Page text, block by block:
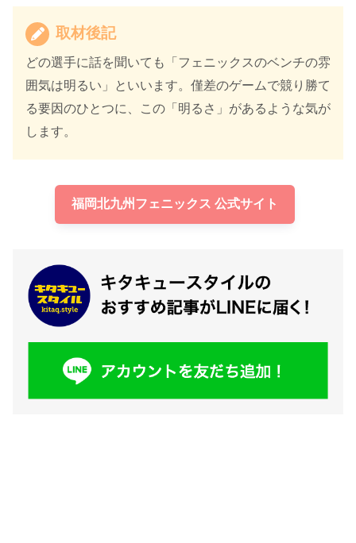
取材後記
どの選手に話を聞いても「フェニックスのベンチの雰
囲気は明るい」といいます。僅差のゲームで競り勝て
る要因のひとつに、この「明るさ」があるような気が
します。
福岡北九州フェニックス 公式サイト